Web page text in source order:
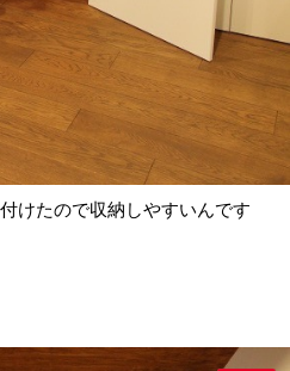
けたので収納しやすいんです